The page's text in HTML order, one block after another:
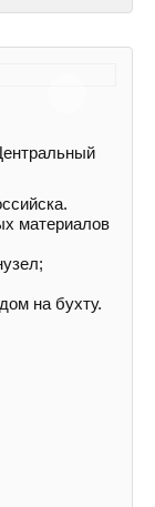
материалов
на бухту.